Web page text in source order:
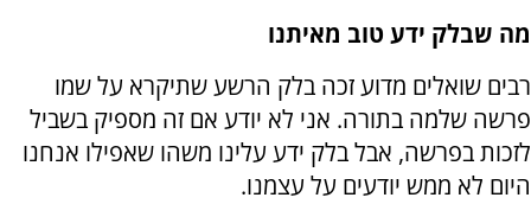
מה שבלק ידע טוב מאיתנו
רבים שואלים מדוע זכה בלק הרשע שתיקרא על שמו
פרשה שלמה בתורה. אני לא יודע אם זה מספיק בשביל
לזכות בפרשה, אבל בלק ידע עלינו משהו שאפילו אנחנו
היום לא ממש יודעים על עצמנו.